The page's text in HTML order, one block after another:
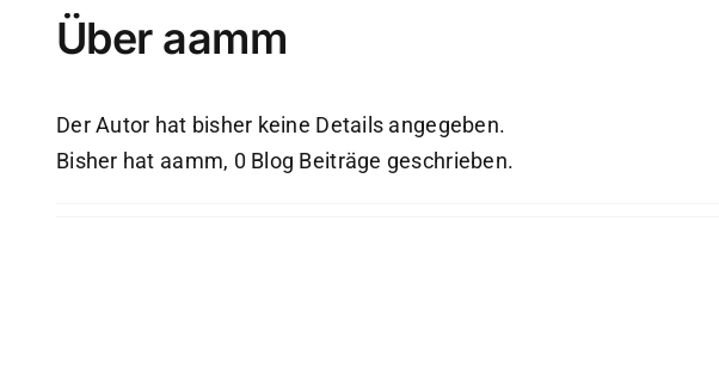
Über aamm
Der Autor hat bisher keine Details angegeben.
Bisher hat aamm, 0 Blog Beiträge geschrieben.